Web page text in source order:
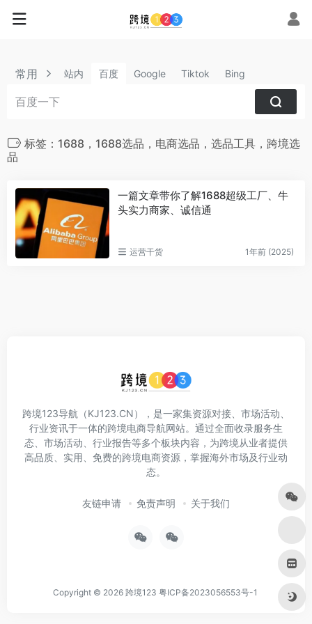
常用 站内 百度 Google Tiktok Bing
标签：1688，1688选品，电商选品，选品工具，跨境选
品
一篇文章带你了解1688超级工厂、牛
头实力商家、诚信通
运营干货 1年前 (2025)
跨境123导航（KJ123.CN），是一家集资源对接、市场活动、
行业资讯于一体的跨境电商导航网站。通过全面收录服务生
态、市场活动、行业报告等多个板块内容，为跨境从业者提供
高品质、实用、免费的跨境电商资源，掌握海外市场及行业动
态。
友链申请 免责声明 关于我们
Copyright © 2026 跨境123 粤ICP备2023056553号-1